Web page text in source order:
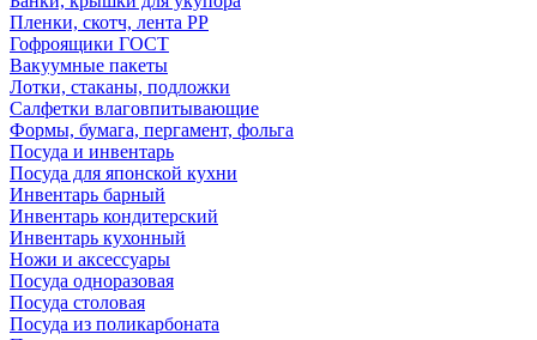
Пленки, скотч, лента РР
Гофроящики ГОСТ
Вакуумные пакеты
Лотки, стаканы, подложки
Салфетки влаговпитывающие
Формы, бумага, пергамент, фольга
Посуда и инвентарь
Посуда для японской кухни
Инвентарь барный
Инвентарь кондитерский
Инвентарь кухонный
Ножи и аксессуары
Посуда одноразовая
Посуда столовая
Посуда из поликарбоната